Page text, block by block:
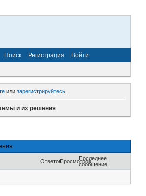
Поиск Регистрация Войти
или зарегистрируйтесь.
и их решения
ОтветовПросмотровПоследнее
сообщение